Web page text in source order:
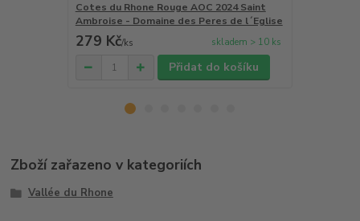
Cotes du Rhone Rouge AOC 2024 Saint
Ambroise - Domaine des Peres de l´Eglise
279 Kč/ks skladem > 10 ks
Přidat do košíku
Zboží zařazeno v kategoriích
Vallée du Rhone